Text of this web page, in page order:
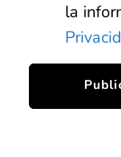
la